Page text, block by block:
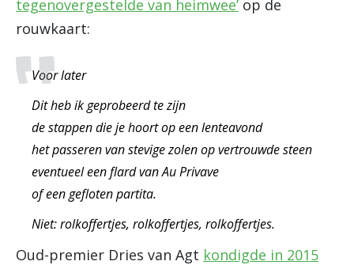
tegenovergestelde van heimwee’ op de
rouwkaart:
Voor later
Dit heb ik geprobeerd te zijn
de stappen die je hoort op een lenteavond
het passeren van stevige zolen op vertrouwde steen
eventueel een flard van Au Privave
of een gefloten partita.
Niet: rolkoffertjes, rolkoffertjes, rolkoffertjes.
Oud-premier Dries van Agt kondigde in 2015